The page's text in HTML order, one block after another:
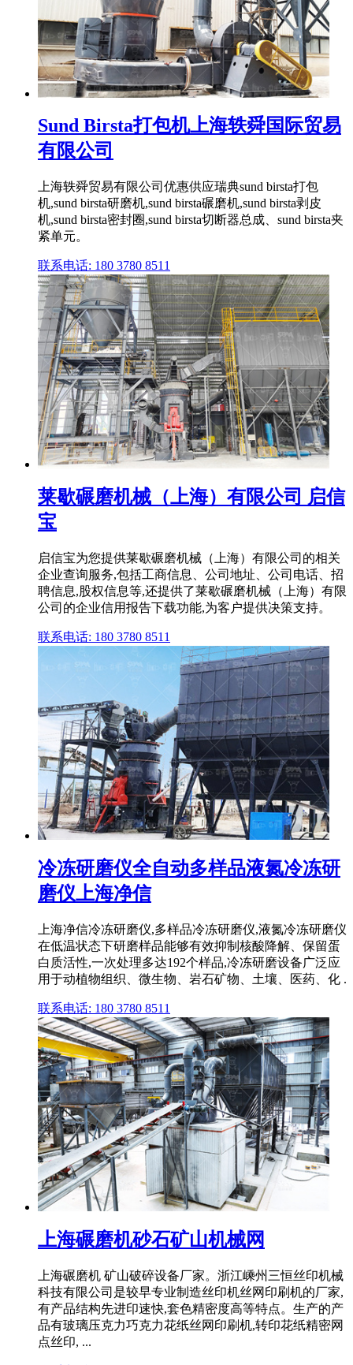
Sund Birsta打包机上海轶舜国际贸易
有限公司
上海轶舜贸易有限公司优惠供应瑞典sund birsta打包
机,sund birsta研磨机,sund birsta碾磨机,sund birsta剥皮
机,sund birsta密封圈,sund birsta切断器总成、sund birsta夹
紧单元。
联系电话: 180 3780 8511
莱歇碾磨机械（上海）有限公司 启信
宝
启信宝为您提供莱歇碾磨机械（上海）有限公司的相关
企业查询服务,包括工商信息、公司地址、公司电话、招
聘信息,股权信息等,还提供了莱歇碾磨机械（上海）有限
公司的企业信用报告下载功能,为客户提供决策支持。
联系电话: 180 3780 8511
冷冻研磨仪全自动多样品液氮冷冻研
磨仪上海净信
上海净信冷冻研磨仪,多样品冷冻研磨仪,液氮冷冻研磨仪
在低温状态下研磨样品能够有效抑制核酸降解、保留蛋
白质活性,一次处理多达192个样品,冷冻研磨设备广泛应
用于动植物组织、微生物、岩石矿物、土壤、医药、化 .
联系电话: 180 3780 8511
上海碾磨机砂石矿山机械网
上海碾磨机 矿山破碎设备厂家。浙江嵊州三恒丝印机械
科技有限公司是较早专业制造丝印机丝网印刷机的厂家,
有产品结构先进印速快,套色精密度高等特点。生产的产
品有玻璃压克力巧克力花纸丝网印刷机,转印花纸精密网
点丝印, ...